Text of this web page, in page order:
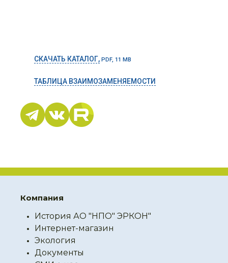
СКАЧАТЬ КАТАЛОГ, PDF, 11 MB
ТАБЛИЦА ВЗАИМОЗАМЕНЯЕМОСТИ
Компания
История АО "НПО" ЭРКОН"
Интернет-магазин
Экология
Документы